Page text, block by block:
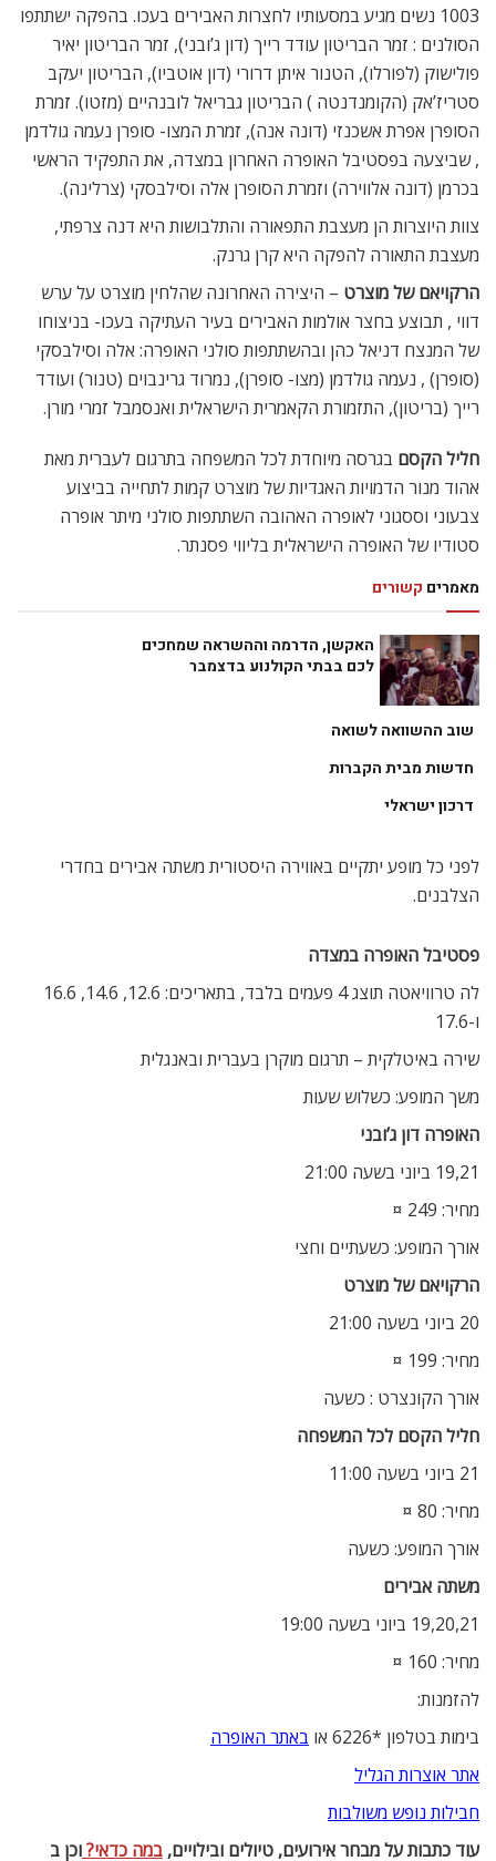
1003 נשים מגיע במסעותיו לחצרות האבירים בעכו. בהפקה ישתתפו
הסולנים : זמר הבריטון עודד רייך (דון ג’ובני), זמר הבריטון יאיר
פולישוק (לפורלו), הטנור איתן דרורי (דון אוטביו), הבריטון יעקב
סטריז’אק (הקומנדנטה ) הבריטון גבריאל לובנהיים (מזטו). זמרת
הסופרן אפרת אשכנזי (דונה אנה), זמרת המצו- סופרן נעמה גולדמן
, שביצעה בפסטיבל האופרה האחרון במצדה, את התפקיד הראשי
בכרמן (דונה אלווירה) וזמרת הסופרן אלה וסילבסקי (צרלינה).
צוות היוצרות הן מעצבת התפאורה והתלבושות היא דנה צרפתי,
מעצבת התאורה להפקה היא קרן גרנק.
הרקויאם של מוצרט – היצירה האחרונה שהלחין מוצרט על ערש
דווי , תבוצע בחצר אולמות האבירים בעיר העתיקה בעכו- בניצוחו
של המנצח דניאל כהן ובהשתתפות סולני האופרה: אלה וסילבסקי
(סופרן) , נעמה גולדמן (מצו- סופרן), נמרוד גרינבוים (טנור) ועודד
רייך (בריטון), התזמורת הקאמרית הישראלית ואנסמבל זמרי מורן.
חליל הקסם בגרסה מיוחדת לכל המשפחה בתרגום לעברית מאת
אהוד מנור הדמויות האגדיות של מוצרט קמות לתחייה בביצוע
צבעוני וססגוני לאופרה האהובה השתתפות סולני מיתר אופרה
סטודיו של האופרה הישראלית בליווי פסנתר.
מאמרים קשורים
האקשן, הדרמה וההשראה שמחכים
לכם בבתי הקולנוע בדצמבר
שוב ההשוואה לשואה
חדשות מבית הקברות
דרכון ישראלי
לפני כל מופע יתקיים באווירה היסטורית משתה אבירים בחדרי
הצלבנים.
פסטיבל האופרה במצדה
לה טרוויאטה תוצג 4 פעמים בלבד, בתאריכים: 12.6, 14.6, 16.6
ו-17.6
שירה באיטלקית – תרגום מוקרן בעברית ובאנגלית
משך המופע: כשלוש שעות
האופרה דון ג’ובני
19,21 ביוני בשעה 21:00
מחיר: 249 ¤
אורך המופע: כשעתיים וחצי
הרקויאם של מוצרט
20 ביוני בשעה 21:00
מחיר: 199 ¤
אורך הקונצרט : כשעה
חליל הקסם לכל המשפחה
21 ביוני בשעה 11:00
מחיר: 80 ¤
אורך המופע: כשעה
משתה אבירים
19,20,21 ביוני בשעה 19:00
מחיר: 160 ¤
להזמנות:
בימות בטלפון *6226 או
באתר האופרה
אתר אוצרות הגליל
חבילות נופש משולבות
עוד כתבות על מבחר אירועים, טיולים ובילויים, במה כדאי?וכן ב